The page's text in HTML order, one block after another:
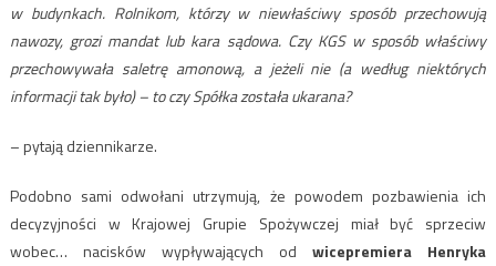
w budynkach. Rolnikom, którzy w niewłaściwy sposób przechowują
nawozy, grozi mandat lub kara sądowa. Czy KGS w sposób właściwy
przechowywała saletrę amonową, a jeżeli nie (a według niektórych
informacji tak było) – to czy Spółka została ukarana?
– pytają dziennikarze.
Podobno sami odwołani utrzymują, że powodem pozbawienia ich
decyzyjności w Krajowej Grupie Spożywczej miał być sprzeciw
wobec… nacisków wypływających odwicepremiera Henryka